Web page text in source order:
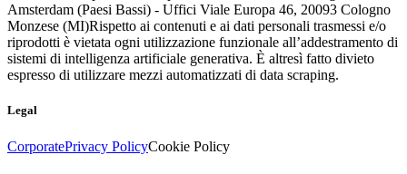
Amsterdam (Paesi Bassi) - Uffici Viale Europa 46, 20093 Cologno
Monzese (MI)Rispetto ai contenuti e ai dati personali trasmessi e/o
riprodotti è vietata ogni utilizzazione funzionale all’addestramento di
sistemi di intelligenza artificiale generativa. È altresì fatto divieto
espresso di utilizzare mezzi automatizzati di data scraping.
Legal
CorporatePrivacy PolicyCookie Policy